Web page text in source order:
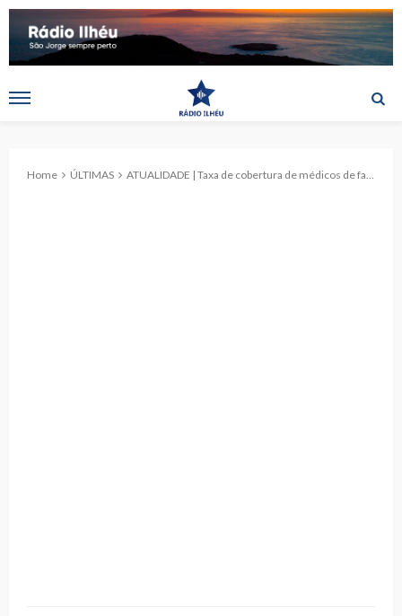
Home ÚLTIMAS ATUALIDADE | Taxa de cobertura de médicos de família em São Miguel deve fixar-se nos 95% até ao final do ano, diz Clélio Meneses